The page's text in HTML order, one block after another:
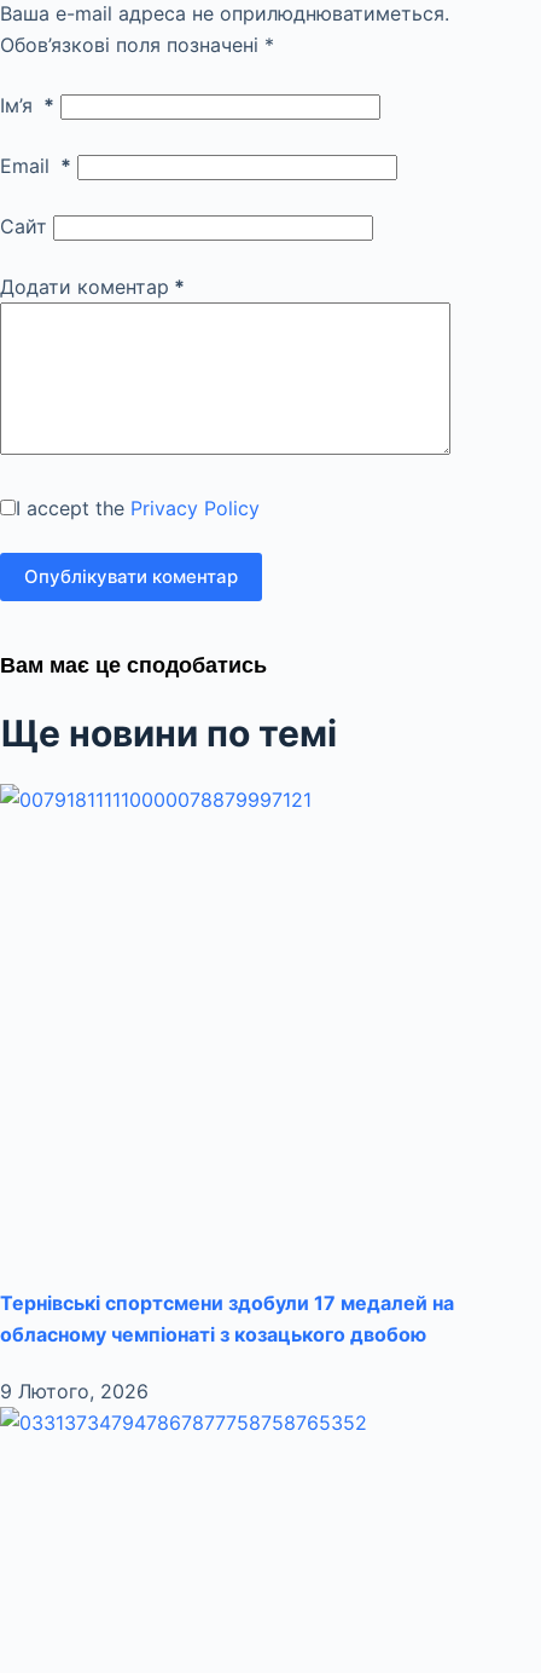
Ваша e-mail адреса не оприлюднюватиметься.
Обов’язкові поля позначені *
Ім’я *
Email *
Сайт
Додати коментар *
I accept the Privacy Policy
Опублікувати коментар
Вам має це сподобатись
Ще новини по темі
Тернівські спортсмени здобули 17 медалей на
обласному чемпіонаті з козацького двобою
9 Лютого, 2026